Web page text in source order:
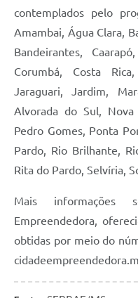
contemplados pelo
Amambai, Água Clara,
Bandeirantes,
Corumbá, Costa
Jaraguari, Jardim,
Alvorada do Sul, Nova
Pedro Gomes, Ponta
Pardo, Rio Brilhante,
Rita do Pardo, Selvíria,
Mais informações
Empreendedora,
obtidas por meio do